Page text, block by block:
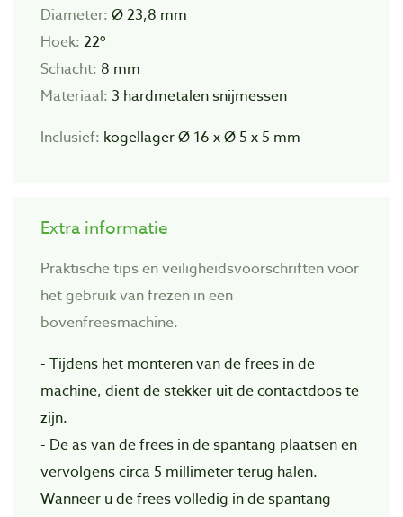
Diameter: Ø 23,8 mm
Hoek: 22º
Schacht: 8 mm
Materiaal: 3 hardmetalen snijmessen
Inclusief: kogellager Ø 16 x Ø 5 x 5 mm
Extra informatie
Praktische tips en veiligheidsvoorschriften voor
het gebruik van frezen in een
bovenfreesmachine.
- Tijdens het monteren van de frees in de
machine, dient de stekker uit de contactdoos te
zijn.
- De as van de frees in de spantang plaatsen en
vervolgens circa 5 millimeter terug halen.
Wanneer u de frees volledig in de spantang